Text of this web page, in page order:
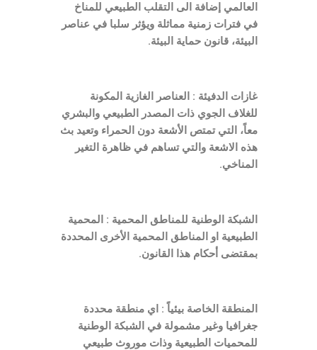
العالمي إضافة الى التقلب الطبيعي للمناخ
في فترات زمنية مماثلة ويؤثر سلبا في عناصر
البيئة، قانون حماية البيئة.
غازات الدفيئة : العناصر الغازية المكونة
للغلاف الجوي ذات المصدر الطبيعي والبشري
معاً، التي تمتص الأشعة دون الحمراء وتعيد بث
هذه الاشعة والتي تساهم في ظاهرة التغير
المناخي.
الشبكة الوطنية للمناطق المحمية : المحمية
الطبيعية او المناطق المحمية الأخرى المحددة
بمقتضى أحكام هذا القانون.
المنطقة الخاصة بيئياً : اي منطقة محددة
جغرافيا وغير مشمولة في الشبكة الوطنية
للمحميات الطبيعية وذات موروث طبيعي